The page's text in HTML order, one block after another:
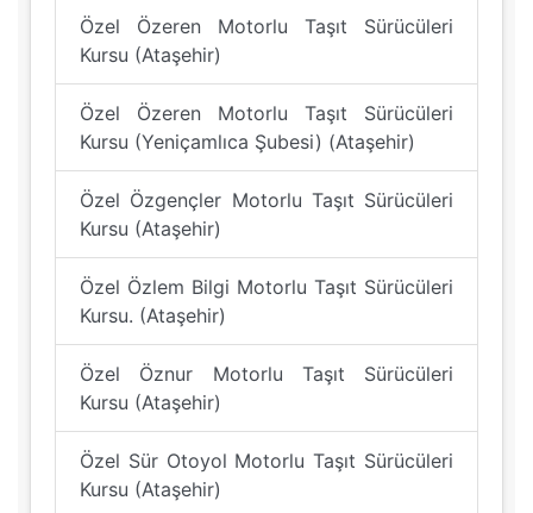
Özel Özeren Motorlu Taşıt Sürücüleri
Kursu (Ataşehir)
Özel Özeren Motorlu Taşıt Sürücüleri
Kursu (Yeniçamlıca Şubesi) (Ataşehir)
Özel Özgençler Motorlu Taşıt Sürücüleri
Kursu (Ataşehir)
Özel Özlem Bilgi Motorlu Taşıt Sürücüleri
Kursu. (Ataşehir)
Özel Öznur Motorlu Taşıt Sürücüleri
Kursu (Ataşehir)
Özel Sür Otoyol Motorlu Taşıt Sürücüleri
Kursu (Ataşehir)